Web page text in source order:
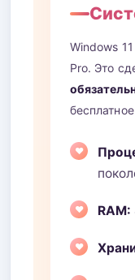
Windows
Pro. Это
RAM: